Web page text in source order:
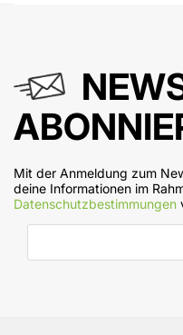
Mit der Anmeldung zum
deine Informationen im
Datenschutzbestimmungen
E-Mail-Adresse